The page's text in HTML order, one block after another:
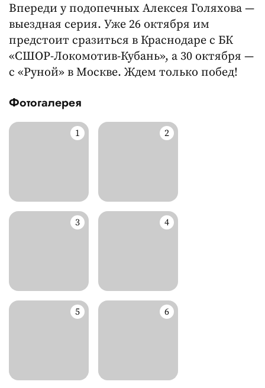
Впереди у подопечных Алексея Голяхова —
выездная серия. Уже 26 октября им
предстоит сразиться в Краснодаре с БК
«СШОР-Локомотив-Кубань», а 30 октября —
с «Руной» в Москве. Ждем только побед!
Фотогалерея